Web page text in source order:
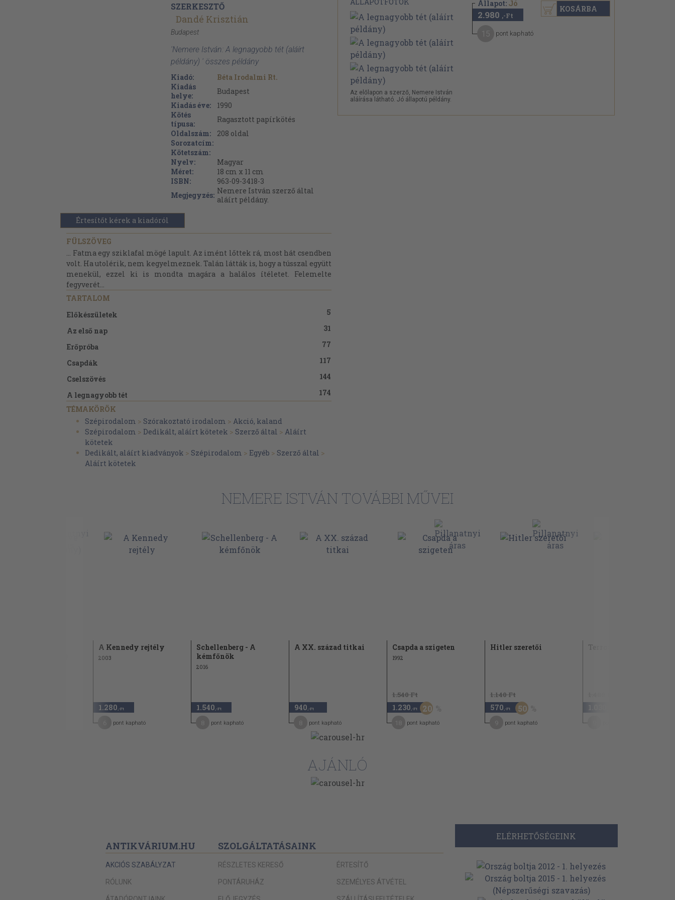
SZERKESZTŐ
Dandé Krisztián
Budapest
'Nemere István: A legnagyobb tét (aláírt
példány) ' összes példány
Kiadó:
Béta Irodalmi Rt.
Kiadás
helye:
Budapest
Kiadás éve:
1990
Kötés
típusa:
Ragasztott papírkötés
Oldalszám:
208 oldal
Sorozatcím:
Kötetszám:
Nyelv:
Magyar
Méret:
18 cm x 11 cm
ISBN:
963-09-3418-3
Megjegyzés: Nemere István szerző által
aláírt példány.
Értesítőt kérek a kiadóról
FÜLSZÖVEG
... Fatma egy sziklafal mögé lapult. Az imént lőttek rá, most hát csendben
volt. Ha utolérik, nem kegyelmeznek. Talán látták is, hogy a tússzal együtt
menekül, ezzel ki is mondta magára a halálos ítéletet. Felemelte
fegyverét...
TARTALOM
Előkészületek
5
Az első nap
31
Erőpróba
77
Csapdák
117
Cselszövés
144
A legnagyobb tét
174
TÉMAKÖRÖK
Szépirodalom > Szórakoztató irodalom > Akció, kaland
Szépirodalom > Dedikált, aláírt kötetek > Szerző által > Aláírt
kötetek
Dedikált, aláírt kiadványok > Szépirodalom > Egyéb > Szerző által >
Aláírt kötetek
Az előlapon a szerző, Nemere István
aláírása látható. Jó állapotú példány.
Állapot: Jó
2.980 ,-Ft
pont kapható
KOSÁRBA
NEMERE ISTVÁN TOVÁBBI MŰVEI
A Kennedy rejtély
2003
1.280 ,-Ft
pont kapható
Schellenberg - A
kémfőnök
2016
1.540 ,-Ft
pont kapható
A XX. század titkai
940 ,-Ft
pont kapható
Csapda a szigeten
1992
1.540 Ft
1.230 ,-Ft 20
pont kapható
Hitler szeretői
1.140 Ft
570 ,-Ft 50
pont kapható
Terrorista akciók 2.
AJÁNLÓ
ANTIKVÁRIUM.HU
AKCIÓS SZABÁLYZAT
RÓLUNK
SZOLGÁLTATÁSAINK
RÉSZLETES KERESŐ
PONTÁRUHÁZ
ÉRTESÍTŐ
SZEMÉLYES ÁTVÉTEL
ELÉRHETŐSÉGEINK